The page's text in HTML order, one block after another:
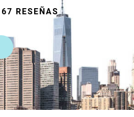
RESEÑAS